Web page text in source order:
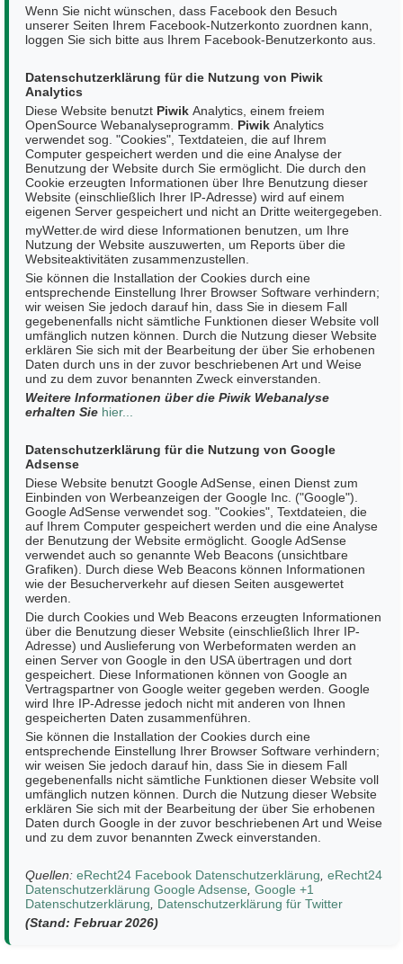
Wenn Sie nicht wünschen, dass Facebook den Besuch
unserer Seiten Ihrem Facebook-Nutzerkonto zuordnen kann,
loggen Sie sich bitte aus Ihrem Facebook-Benutzerkonto aus.
Datenschutzerklärung für die Nutzung von Piwik
Analytics
Diese Website benutzt Piwik Analytics, einem freiem
OpenSource Webanalyseprogramm. Piwik Analytics
verwendet sog. "Cookies", Textdateien, die auf Ihrem
Computer gespeichert werden und die eine Analyse der
Benutzung der Website durch Sie ermöglicht. Die durch den
Cookie erzeugten Informationen über Ihre Benutzung dieser
Website (einschließlich Ihrer IP-Adresse) wird auf einem
eigenen Server gespeichert und nicht an Dritte weitergegeben.
myWetter.de wird diese Informationen benutzen, um Ihre
Nutzung der Website auszuwerten, um Reports über die
Websiteaktivitäten zusammenzustellen.
Sie können die Installation der Cookies durch eine
entsprechende Einstellung Ihrer Browser Software verhindern;
wir weisen Sie jedoch darauf hin, dass Sie in diesem Fall
gegebenenfalls nicht sämtliche Funktionen dieser Website voll
umfänglich nutzen können. Durch die Nutzung dieser Website
erklären Sie sich mit der Bearbeitung der über Sie erhobenen
Daten durch uns in der zuvor beschriebenen Art und Weise
und zu dem zuvor benannten Zweck einverstanden.
Weitere Informationen über die Piwik Webanalyse
erhalten Sie hier...
Datenschutzerklärung für die Nutzung von Google
Adsense
Diese Website benutzt Google AdSense, einen Dienst zum
Einbinden von Werbeanzeigen der Google Inc. ("Google").
Google AdSense verwendet sog. "Cookies", Textdateien, die
auf Ihrem Computer gespeichert werden und die eine Analyse
der Benutzung der Website ermöglicht. Google AdSense
verwendet auch so genannte Web Beacons (unsichtbare
Grafiken). Durch diese Web Beacons können Informationen
wie der Besucherverkehr auf diesen Seiten ausgewertet
werden.
Die durch Cookies und Web Beacons erzeugten Informationen
über die Benutzung dieser Website (einschließlich Ihrer IP-
Adresse) und Auslieferung von Werbeformaten werden an
einen Server von Google in den USA übertragen und dort
gespeichert. Diese Informationen können von Google an
Vertragspartner von Google weiter gegeben werden. Google
wird Ihre IP-Adresse jedoch nicht mit anderen von Ihnen
gespeicherten Daten zusammenführen.
Sie können die Installation der Cookies durch eine
entsprechende Einstellung Ihrer Browser Software verhindern;
wir weisen Sie jedoch darauf hin, dass Sie in diesem Fall
gegebenenfalls nicht sämtliche Funktionen dieser Website voll
umfänglich nutzen können. Durch die Nutzung dieser Website
erklären Sie sich mit der Bearbeitung der über Sie erhobenen
Daten durch Google in der zuvor beschriebenen Art und Weise
und zu dem zuvor benannten Zweck einverstanden.
Quellen: eRecht24 Facebook Datenschutzerklärung eRecht24
Datenschutzerklärung Google Adsense Google +1
Datenschutzerklärung
Datenschutzerklärung für Twitter
(Stand: Februar 2026)